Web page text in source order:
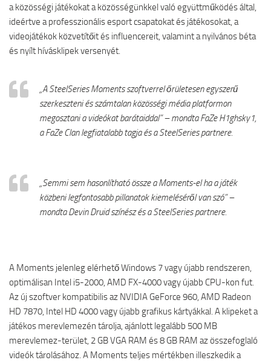
a közösségi játékokat a közösségünkkel való együttműködés által,
ideértve a professzionális esport csapatokat és játékosokat, a
videojátékok közvetítőit és influencereit, valamint a nyilvános béta
és nyílt hívásklipek versenyét.
„A SteelSeries Moments szoftverrel őrületesen egyszerű
szerkeszteni és számtalan közösségi média platformon
megosztani a videókat barátaiddal” – mondta FaZe H1ghsky1,
a FaZe Clan legfiatalabb tagja és a SteelSeries partnere.
„Semmi sem hasonlítható össze a Moments-el ha a játék
közbeni legfontosabb pillanatok kiemeléséről van szó” –
mondta Devin Druid színész és a SteelSeries partnere.
A Moments jelenleg elérhető Windows 7 vagy újabb rendszeren,
optimálisan Intel i5-2000, AMD FX-4000 vagy újabb CPU-kon fut.
Az új szoftver kompatibilis az NVIDIA GeForce 960, AMD Radeon
HD 7870, Intel HD 4000 vagy újabb grafikus kártyákkal. A klipeket a
játékos merevlemezén tárolja, ajánlott legalább 500 MB
merevlemez-terület, 2 GB VGA RAM és 8 GB RAM az összefoglaló
videók tárolásához. A Moments teljes mértékben illeszkedik a